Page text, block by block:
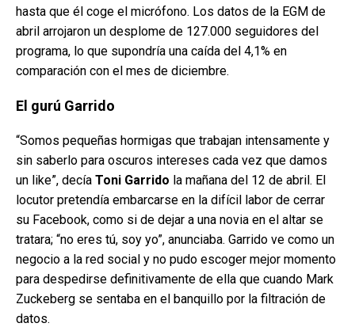
hasta que él coge el micrófono. Los datos de la EGM de
abril arrojaron un desplome de 127.000 seguidores del
programa, lo que supondría una caída del 4,1% en
comparación con el mes de diciembre.
El gurú Garrido
“Somos pequeñas hormigas que trabajan intensamente y
sin saberlo para oscuros intereses cada vez que damos
un like”, decía Toni Garrido la mañana del 12 de abril. El
locutor pretendía embarcarse en la difícil labor de cerrar
su Facebook, como si de dejar a una novia en el altar se
tratara; “no eres tú, soy yo”, anunciaba. Garrido ve como un
negocio a la red social y no pudo escoger mejor momento
para despedirse definitivamente de ella que cuando Mark
Zuckeberg se sentaba en el banquillo por la filtración de
datos.